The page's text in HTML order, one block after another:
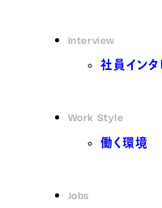
Interview
社員インタ
Work Style
働く環境
Jobs